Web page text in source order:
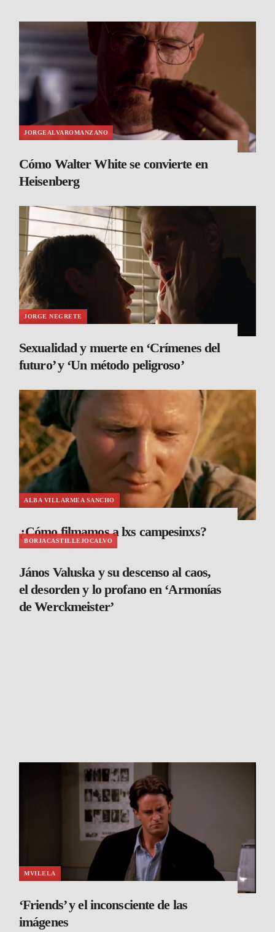
JORGEALVAROMANZANO
Cómo Walter White se convierte en
Heisenberg
JORGE NEGRETE
Sexualidad y muerte en ‘Crímenes del
futuro’ y ‘Un método peligroso’
ALBA VILLARMEA SANCHO
¿Cómo filmamos a lxs campesinxs?
BORJACASTILLEJOCALVO
János Valuska y su descenso al caos,
el desorden y lo profano en ‘Armonías
de Werckmeister’
MVILELA
‘Friends’ y el inconsciente de las
imágenes